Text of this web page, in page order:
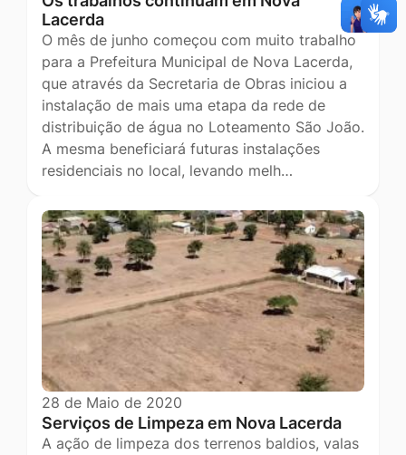
Lacerda
O mês de junho começou com muito trabalho
para a Prefeitura Municipal de Nova Lacerda,
que através da Secretaria de Obras iniciou a
instalação de mais uma etapa da rede de
distribuição de água no Loteamento São João.
A mesma beneficiará futuras instalações
residenciais no local, levando melh…
28 de Maio de 2020
Serviços de Limpeza em Nova Lacerda
A ação de limpeza dos terrenos baldios, valas